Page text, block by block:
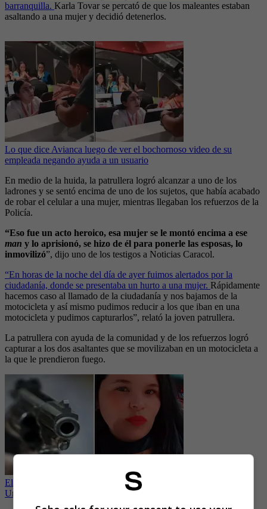
barranquilla. Karla Tovar se percató de que los maleantes estaban
asaltando a una mujer y decidió detenerlos.
Lo que dice Avianca luego de ver el bochornoso video de su
empleada negando ayuda a un usuario
En medio de la huida, la patrullera logró alcanzar a uno de los
ladrones y se sentó encima de uno de los sujetos, que había acabado
de robar el celular a una mujer, mientras llegaban los refuerzos de la
Policía.
“Eso fue un acto heroico, esa mujer se le montó encima a ese
man y lo aprisionó, se hizo de él para ponerle las esposas, lo
inmovilizó”, dijo uno de los testigos a Noticias Caracol.
“En horas de la noche del día de ayer fuimos alertados por la
ciudadanía, donde se presentaba un hurto a una mujer. Rápidamente
hacemos caso al llamado de la ciudadanía y nos bajamos de la
motocicleta y así mismo pudimos reducir a los que iban en una
motocicleta y pudimos capturarlos”, relató la joven patrullera.
La patrullera con ayuda de la comunidad y de los refuerzos logró
capturar a los dos asaltantes que se movilizaban en un motocicleta a
la que le prendieron fuego.
Ella era la colombiana que fue asesinada en tiroteo en Estados
Unidos